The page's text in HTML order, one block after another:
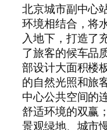
北京城市副中心
环境相结合，将
入地下，打造了
了旅客的候车品
部设计大面积楼
的自然光照和旅
中心公共空间的
舒适环境的双赢
景观绿地、城市